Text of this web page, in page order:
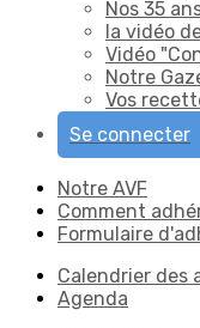
Nos 35
la vidéo
Vidéo
Notre
Vos
Se connecter
Notre AVF
Comment
Formulaire
Calendrier des
Agenda